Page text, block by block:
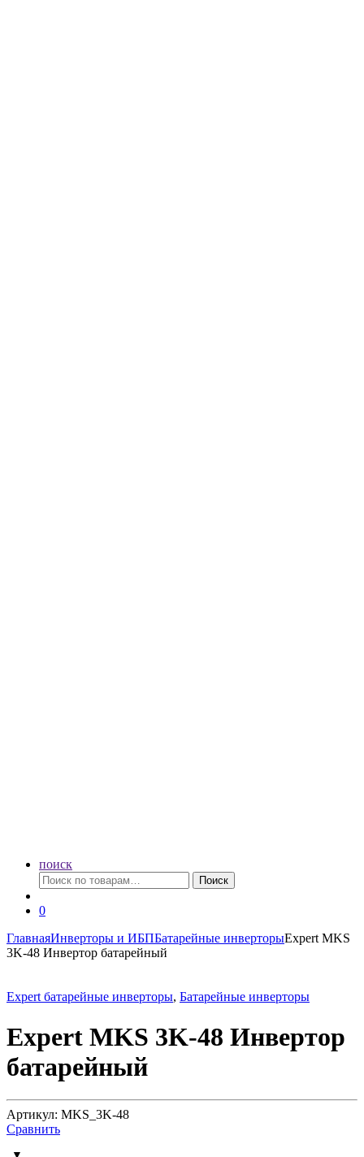
поиск
Искать:
Поиск
0
ГлавнаяИнверторы и ИБПБатарейные инверторыExpert MKS
3K-48 Инвертор батарейный
Expert батарейные инверторы, Батарейные инверторы
Expert MKS 3K-48 Инвертор
батарейный
Артикул: MKS_3K-48
Сравнить